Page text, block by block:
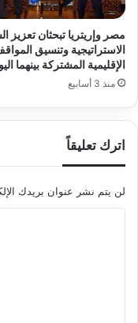
مصر وإريتريا تبحثان تعزيز
الاستراتيجية وتنسيق
الإقليمية المشتركة بينهما
منذ 3 أسابيع
اترك تعليقاً
لن يتم نشر عنوان بريدك